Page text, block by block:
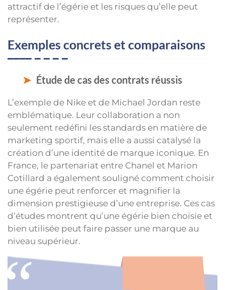
attractif de l’égérie et les risques qu’elle peut
représenter.
Exemples concrets et comparaisons
Étude de cas des contrats réussis
L’exemple de Nike et de Michael Jordan reste
emblématique. Leur collaboration a non
seulement redéfini les standards en matière de
marketing sportif, mais elle a aussi catalysé la
création d’une identité de marque iconique. En
France, le partenariat entre Chanel et Marion
Cotillard a également souligné comment choisir
une égérie peut renforcer et magnifier la
dimension prestigieuse d’une entreprise. Ces cas
d’études montrent qu’une égérie bien choisie et
bien utilisée peut faire passer une marque au
niveau supérieur.